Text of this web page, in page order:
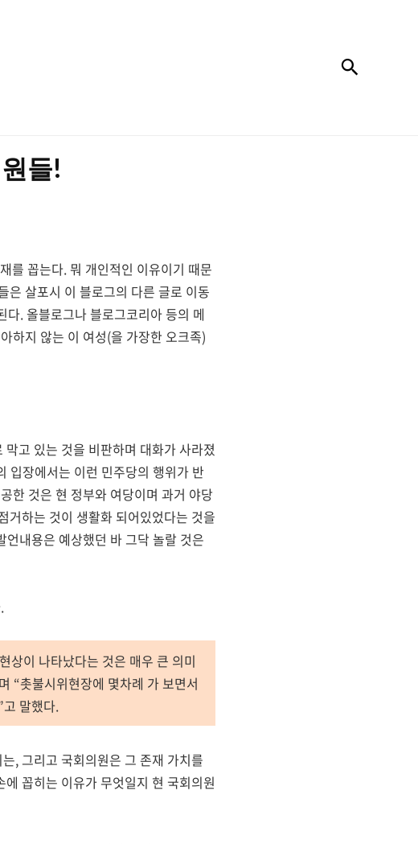
들!
를 꼽는다. 뭐 개인적인 이유이기 때문
은 살포시 이 블로그의 다른 글로 이동
. 올블로그나 블로그코리아 등의 메
하지 않는 이 여성(을 가장한 오크족)
고 있는 것을 비판하며 대화가 사라졌
입장에서는 이런 민주당의 행위가 반
한 것은 현 정부와 여당이며 과거 야당
거하는 것이 생활화 되어있었다는 것을
내용은 예상했던 바 그닥 놀랄 것은
상이 나타났다는 것은 매우 큰 의미
“촛불시위현장에 몇차례 가 보면서
고 말했다.
, 그리고 국회의원은 그 존재 가치를
꼽히는 이유가 무엇일지 현 국회의원